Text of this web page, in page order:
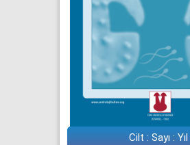
Cilt : Sayı : Yıl